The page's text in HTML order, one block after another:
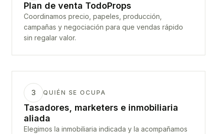
Plan de venta TodoProps
Coordinamos precio, papeles, producción,
campañas y negociación para que vendas rápido
sin regalar valor.
3 QUIÉN SE OCUPA
Tasadores, marketers e inmobiliaria
aliada
Elegimos la inmobiliaria indicada y la acompañamos